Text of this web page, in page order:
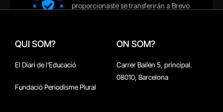
QUI SOM?
El Diari de l'Educació
Fundació Periodisme Plural
ON SOM?
Carrer Bailén 5, principal.
08010, Barcelona